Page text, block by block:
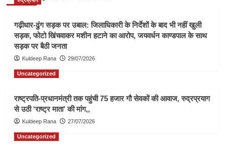
गढ़ीधार-ढुंग सड़क पर उबाल: जिलाधिकारी के निर्देशों के बाद भी नहीं खुली
सड़क, फोटो खिंचवाकर मशीन हटाने का आरोप, जयवर्धन काण्डपाल के साथ
सड़क पर बैठी जनता
Kuldeep Rana 29/07/2026
Uncategorized
राष्ट्रपति-प्रधानमंत्री तक पहुंची 75 हजार गौ सेवकों की आवाज, रुद्रप्रयाग
से उठी ‘राष्ट्र माता’ की मांग,,
Kuldeep Rana 27/07/2026
Uncategorized